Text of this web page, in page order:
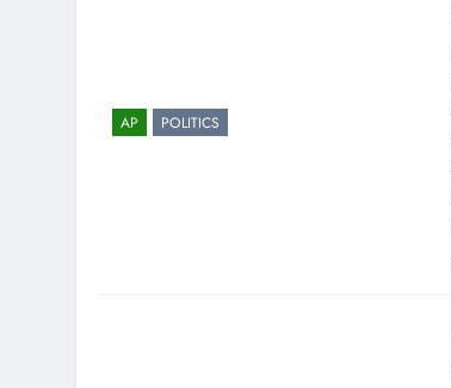
AP POLITICS